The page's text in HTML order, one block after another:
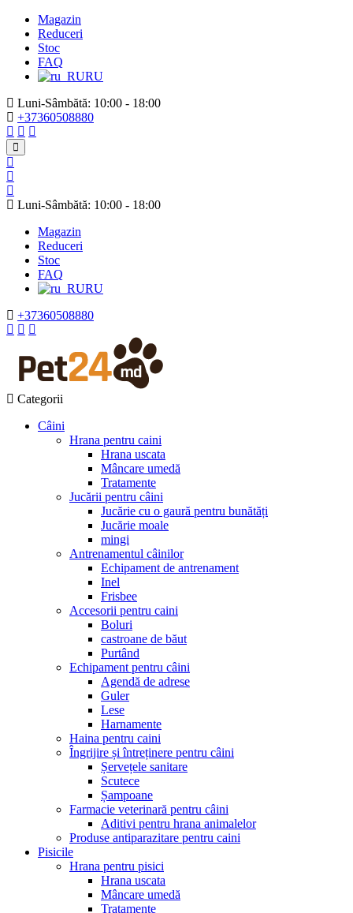
Magazin
Reduceri
Stoc
FAQ
RU
Luni-Sâmbătă: 10:00 - 18:00
+37360508880
Luni-Sâmbătă: 10:00 - 18:00
Magazin
Reduceri
Stoc
FAQ
RU
+37360508880
Categorii
Câini
Hrana pentru caini
Hrana uscata
Mâncare umedă
Tratamente
Jucării pentru câini
Jucărie cu o gaură pentru bunătăți
Jucărie moale
mingi
Antrenamentul câinilor
Echipament de antrenament
Inel
Frisbee
Accesorii pentru caini
Boluri
castroane de băut
Purtând
Echipament pentru câini
Agendă de adrese
Guler
Lese
Harnamente
Haina pentru caini
Îngrijire și întreținere pentru câini
Șervețele sanitare
Scutece
Șampoane
Farmacie veterinară pentru câini
Aditivi pentru hrana animalelor
Produse antiparazitare pentru caini
Pisicile
Hrana pentru pisici
Hrana uscata
Mâncare umedă
Tratamente